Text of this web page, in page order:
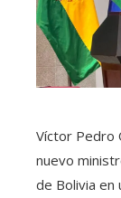
Víctor Pedro
nuevo
de Bolivia en